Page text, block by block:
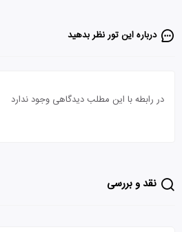
درباره این تور‌ نظر بدهید
در رابطه با این مطلب دیدگاهی وجود ندارد
نقد و بررسی